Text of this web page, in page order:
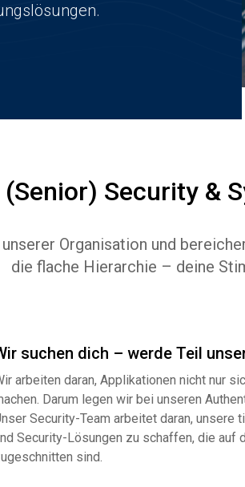
(Senior) Security &
Organisation und
die flache Hierarchie – deine
suchen dich – werde Teil
arbeiten daran, Applikationen nicht nur
Darum legen wir bei unseren
Security-Team arbeitet daran,
Security-Lösungen zu schaffen, die auf
sind.